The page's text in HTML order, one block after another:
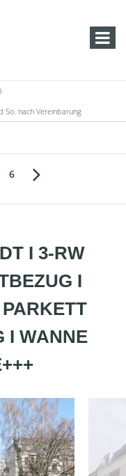
So. nach Vereinbarung
6
I 3-RW
I
I WANNE